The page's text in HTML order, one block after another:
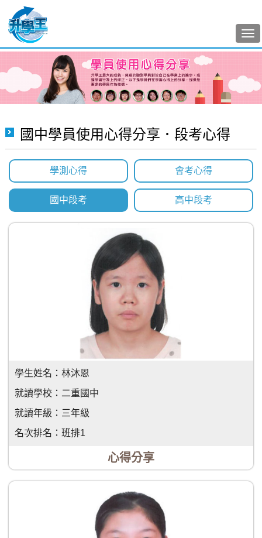
國中學員使用心得分享．段考心得
學測心得 會考心得
國中段考 高中段考
學生姓名： 林沐恩
就讀學校： 二重國中
就讀年級： 三年級
名次排名： 班排1
心得分享